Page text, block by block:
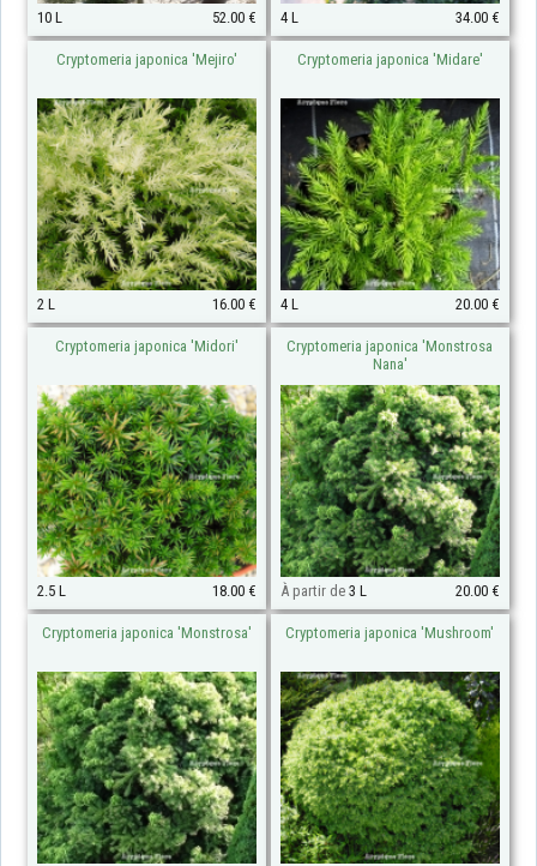
10 L 52.00 € 4 L 34.00 €
Cryptomeria japonica 'Mejiro'
2 L 16.00 €
Cryptomeria japonica 'Midare'
4 L 20.00 €
Cryptomeria japonica 'Midori'
2.5 L 18.00 €
Cryptomeria japonica 'Monstrosa
Nana'
À partir de3 L 20.00 €
Cryptomeria japonica 'Monstrosa' Cryptomeria japonica 'Mushroom'